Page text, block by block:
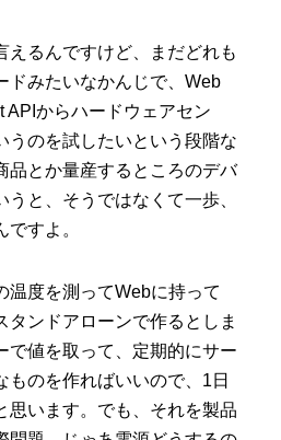
えるんですけど、まだどれも
ドみたいなかんじで、Web
APIからハードウェアセン
うのを試したいという段階な
品とか量産するところのデバ
と、そうではなくて一歩、
すよ。
温度を測ってWebに持って
タンドアローンで作るとしま
で値を取って、定期的にサー
ものを作ればいいので、1日
思います。でも、それを製品